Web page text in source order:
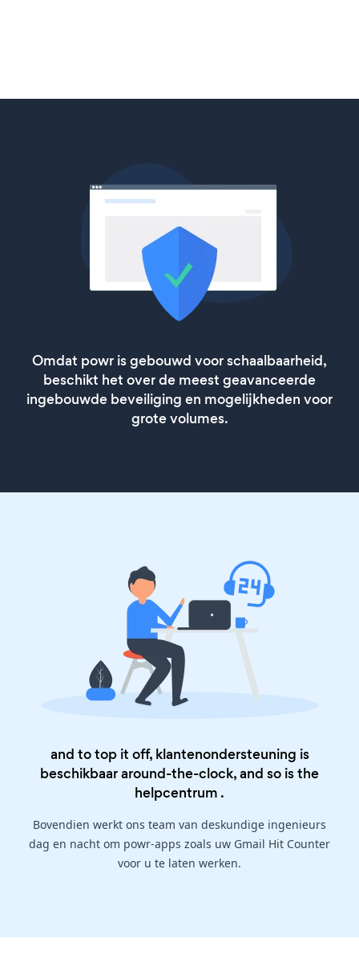
Omdat powr is gebouwd voor schaalbaarheid,
beschikt het over de meest geavanceerde
ingebouwde beveiliging en mogelijkheden voor
grote volumes.
and to top it off, klantenondersteuning is
beschikbaar around-the-clock, and so is the
helpcentrum .
Bovendien werkt ons team van deskundige ingenieurs
dag en nacht om powr-apps zoals uw Gmail Hit Counter
voor u te laten werken.